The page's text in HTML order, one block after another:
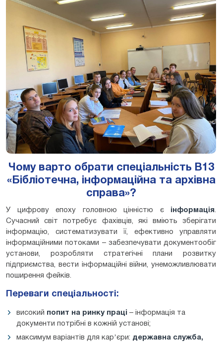
Чому варто обрати спеціальність В13
«Бібліотечна, інформаційна та архівна
справа»?
У цифрову епоху головною цінністю є інформація
Сучасний світ потребує фахівців, які вміють зберігати
інформацію, систематизувати її, ефективно управляти
інформаційними потоками – забезпечувати документообіг
установи, розробляти стратегічні плани розвитку
підприємства, вести інформаційні війни, унеможливлювати
поширення фейків.
Переваги спеціальності:
високий попит на ринку праці – інформація та
документи потрібні в кожній установі;
максимум варіантів для карʼєри: державна служба,